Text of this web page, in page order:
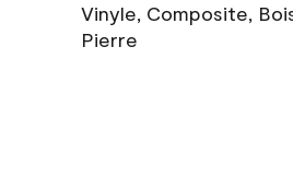
Vinyle, Composite,
Pierre